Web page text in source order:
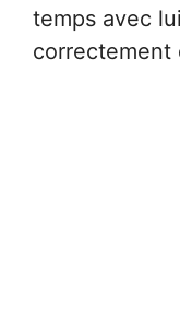
temps avec
correctement